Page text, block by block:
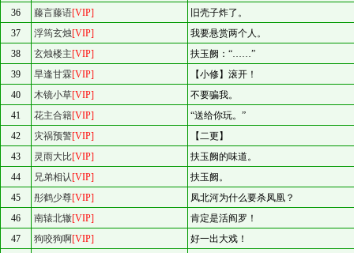
36
藤言藤语[VIP]
旧壳子炸了。
37
浮筠玄烛[VIP]
我要悬赏两个人。
38
玄烛楼主[VIP]
扶玉阙：“……”
39
旱逢甘霖[VIP]
【小修】滚开！
40
木镜小草[VIP]
不要骗我。
41
花主合籍[VIP]
“送给你玩。”
42
灾祸预警[VIP]
【二更】
43
灵雨大比[VIP]
扶玉阙的味道。
44
兄弟相认[VIP]
扶玉阙。
45
彤鹤少尊[VIP]
凤北河为什么要杀凤凰？
46
南辕北辙[VIP]
肯定是活阎罗！
47
狗咬狗啊[VIP]
好一出大戏！